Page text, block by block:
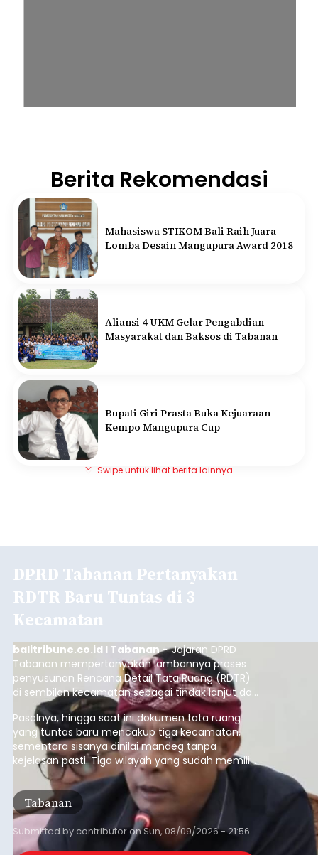
Berita Rekomendasi
Mahasiswa STIKOM Bali Raih Juara
Lomba Desain Mangupura Award 2018
Aliansi 4 UKM Gelar Pengabdian
Masyarakat dan Baksos di Tabanan
Bupati Giri Prasta Buka Kejuaraan
Kempo Mangupura Cup
Swipe untuk lihat berita lainnya
DPRD Tabanan Pertanyakan
RDTR Baru Tuntas di 3
Kecamatan
balitribune.co.id I Tabanan -Jajaran DPRD
Tabanan mempertanyakan lambannya proses
penyusunan Rencana Detail Tata Ruang (RDTR)
di sembilan kecamatan sebagai tindak lanjut dari
pelaksanaan RTRW.
Pasalnya, hingga saat ini dokumen tata ruang
yang tuntas baru mencakup tiga kecamatan,
sementara sisanya dinilai mandeg tanpa
kejelasan pasti. Tiga wilayah yang sudah memiliki
RDTR tersebut meliputi Kecamatan Kediri,
Tabanan, dan Selemadeg Barat.
Tabanan
Submitted bycontributoronSun, 08/09/2026 - 21:56